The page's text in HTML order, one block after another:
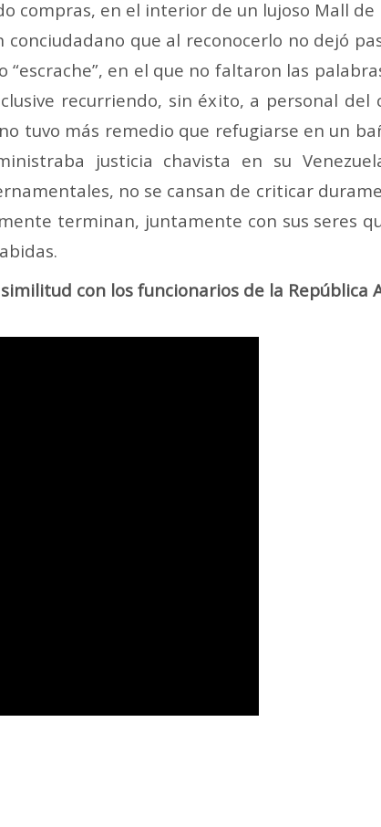
compras, en el interior de un lujoso Mall de
que al reconocerlo no dejó
en el que no faltaron las
recurriendo, sin éxito, a personal del
tuvo más remedio que refugiarse en un
justicia chavista en su
no se cansan de criticar
terminan, juntamente con sus seres
similitud con los funcionarios de la